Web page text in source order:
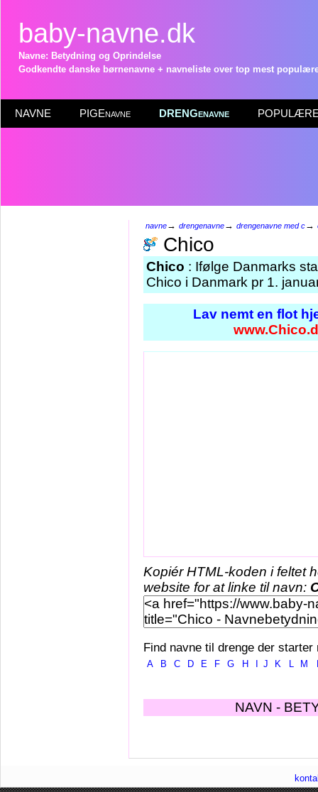
baby-navne.dk
Navne: Betydning og Oprindelse
Godkendte danske børnenavne + navneliste over top mest
NAVNE PIGEnavne DRENGenavne POPULÆRE
navne→ drengenavne→ drengenavne med c→
Chico
Chico : Ifølge Danmarks
Chico i Danmark pr 1.
Lav nemt en flot
Kopiér HTML-koden i feltet
website for at linke til navn:
Find navne til drenge der starter
A B C D E F G H J K L M
NAVN -